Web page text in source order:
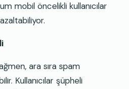
mobil öncelikli kullanıcılar
azaltabiliyor.
ara sıra spam
Kullanıcılar şüpheli